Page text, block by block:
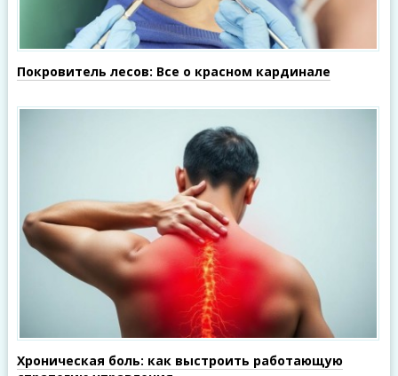
Покровитель лесов: Все о красном кардинале
Хроническая боль: как выстроить работающую